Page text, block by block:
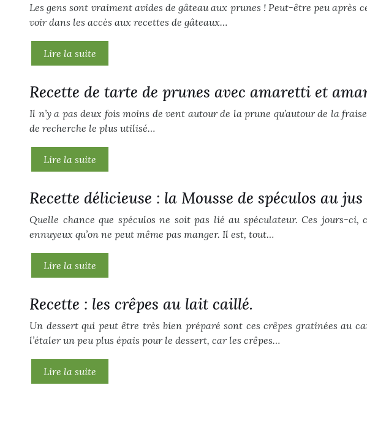
Les gens sont vraiment avides de gâteau aux prunes ! Peut-être peu après
voir dans les accès aux recettes de gâteaux…
Lire la suite
Recette de tarte de prunes avec amaretti et
Il n’y a pas deux fois moins de vent autour de la prune qu’autour de la
de recherche le plus utilisé…
Lire la suite
Recette délicieuse : la Mousse de spéculos au
Quelle chance que spéculos ne soit pas lié au spéculateur. Ces jours-
ennuyeux qu’on ne peut même pas manger. Il est, tout…
Lire la suite
Recette : les crêpes au lait caillé.
Un dessert qui peut être très bien préparé sont ces crêpes gratinées au
l’étaler un peu plus épais pour le dessert, car les crêpes…
Lire la suite